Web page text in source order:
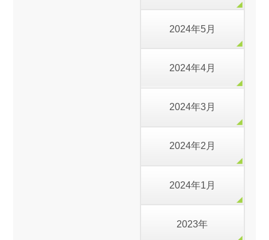
2024年5月
2024年4月
2024年3月
2024年2月
2024年1月
2023年